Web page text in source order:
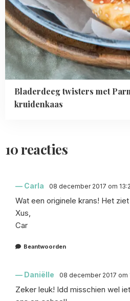
Bladerdeeg twisters met
kruidenkaas
10 reacties
Carla 08 december 2017 om
Wat een originele krans! Het
Xus,
Car
Beantwoorden
Daniëlle 08 december 2017 om
Zeker leuk! Idd misschien wel